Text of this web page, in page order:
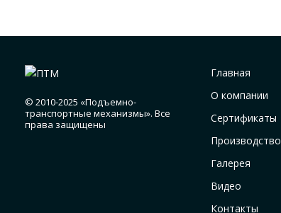
© 2010-2025 «Подъемно-
транспортные механизмы». Все
права защищены
Главная
О компании
Сертификаты
Производство
Галерея
Видео
Контакты